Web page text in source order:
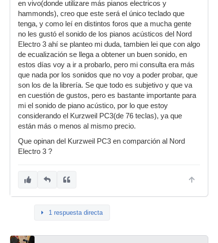
en vivo(donde utilizare más pianos electricos y
hammonds), creo que este será el único teclado que
tenga, y como leí en distintos foros que a mucha gente
no les gustó el sonido de los pianos acústicos del Nord
Electro 3 ahí se planteo mi duda, tambien lei que con algo
de ecualización se llega a obtener un buen sonido, en
estos días voy a ir a probarlo, pero mi consulta era más
que nada por los sonidos que no voy a poder probar, que
son los de la librería. Se que todo es subjetivo y que va
en cuestión de gustos, pero es bastante importante para
mi el sonido de piano acústico, por lo que estoy
considerando el Kurzweil PC3(de 76 teclas), ya que
están más o menos al mismo precio.
Que opinan del Kurzweil PC3 en comparción al Nord
Electro 3 ?
1 respuesta directa